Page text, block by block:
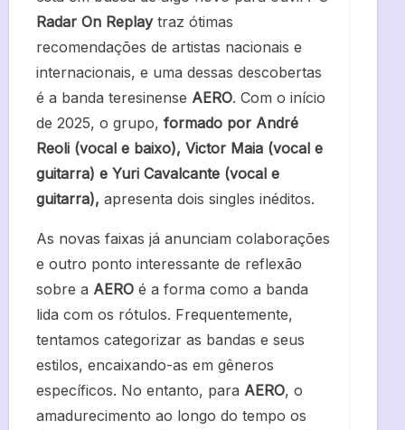
Radar On Replaytraz ótimas
recomendações de artistas nacionais e
internacionais, e uma dessas descobertas
é a banda teresinense AERO. Com o início
de 2025, o grupo, formado por André
Reoli (vocal e baixo), Victor Maia (vocal e
guitarra) e Yuri Cavalcante (vocal e
guitarra), apresenta dois singles inéditos.
As novas faixas já anunciam colaborações
e outro ponto interessante de reflexão
sobre a AERO é a forma como a banda
lida com os rótulos. Frequentemente,
tentamos categorizar as bandas e seus
estilos, encaixando-as em gêneros
específicos. No entanto, para AERO, o
amadurecimento ao longo do tempo os